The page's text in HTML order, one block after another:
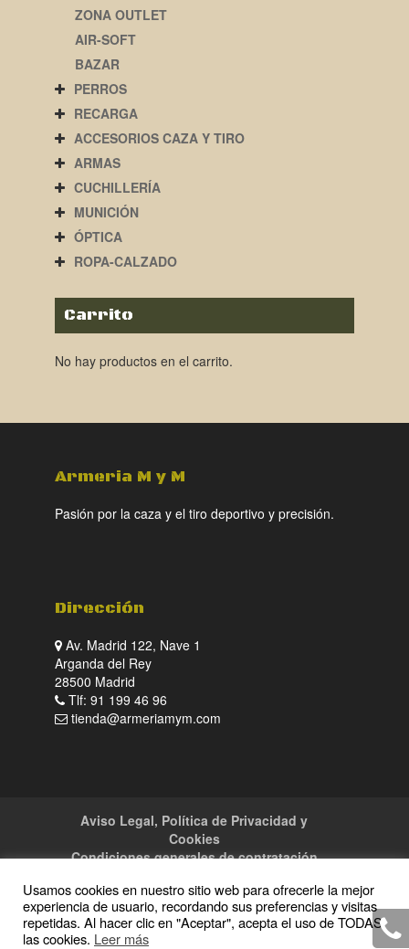
ZONA OUTLET
AIR-SOFT
BAZAR
PERROS
RECARGA
ACCESORIOS CAZA Y TIRO
ARMAS
CUCHILLERÍA
MUNICIÓN
ÓPTICA
ROPA-CALZADO
Carrito
No hay productos en el carrito.
Armeria M y M
Pasión por la caza y el tiro deportivo y precisión.
Dirección
Av. Madrid 122, Nave 1
Arganda del Rey
28500 Madrid
Tlf: 91 199 46 96
tienda@armeriamym.com
Aviso Legal, Política de Privacidad y
Cookies
Condiciones generales de contratación
Usamos cookies en nuestro sitio web para ofrecerle la mejor
experiencia de usuario, recordando sus preferencias y visitas
repetidas. Al hacer clic en "Aceptar", acepta el uso de TODAS
las cookies. Leer más